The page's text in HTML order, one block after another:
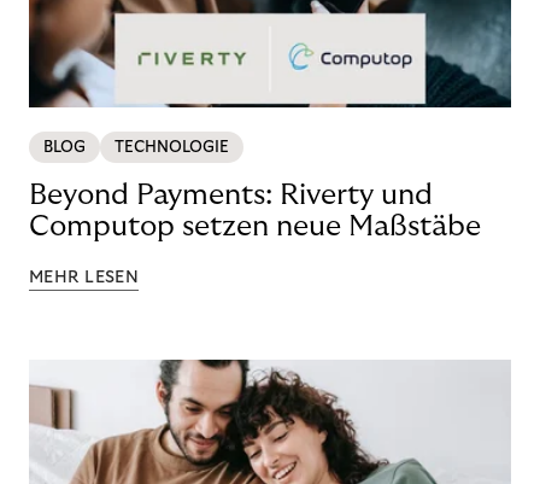
BLOG TECHNOLOGIE
Beyond Payments: Riverty und
Computop setzen neue Maßstäbe
MEHR LESEN